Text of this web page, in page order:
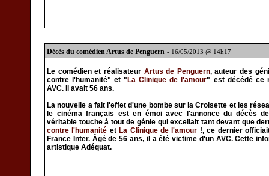
Décès du comédien Artus de Penguern - 16/05/2013 @ 14h17
Le comédien et réalisateur Artus de Penguern, auteur des
contre l'humanité" et " La Clinique de l'amour" est décédé ce
AVC. Il avait 56 ans.
La nouvelle a fait l'effet d'une bombe sur la Croisette et les
le cinéma français est en émoi avec l'annonce du décès
véritable touche à tout de génie qui excellait tant devant que
contre l'humanité et La Clinique de l'amour !, ce dernier
France Inter. Âgé de 56 ans, il a été victime d'un AVC. Cette
artistique Adéquat.